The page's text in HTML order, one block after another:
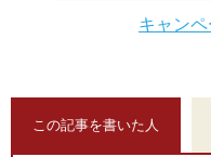
キャン
この記事を書いた人